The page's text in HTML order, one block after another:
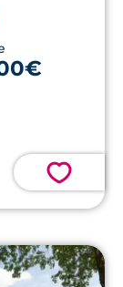
💗